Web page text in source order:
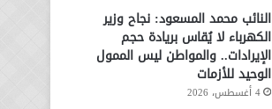
النائب محمد المسعود: نجاح وزير
الكهرباء لا يُقاس بريادة حجم
الإيرادات.. والمواطن ليس الممول
الوحيد للأزمات
4 أغسطس، 2026